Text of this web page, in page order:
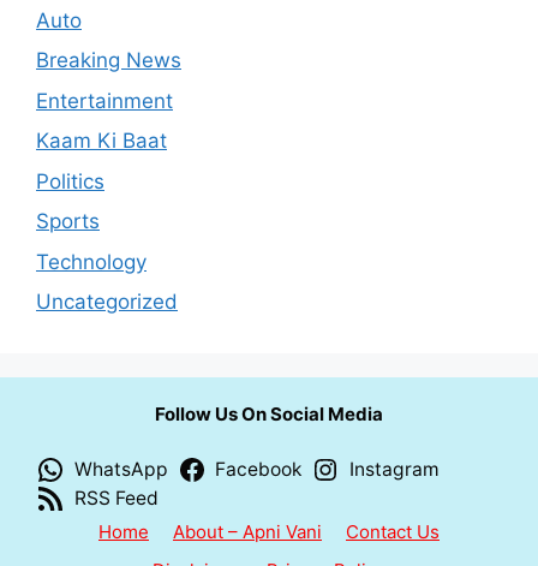
Auto
Breaking News
Entertainment
Kaam Ki Baat
Politics
Sports
Technology
Uncategorized
Follow Us On Social Media
WhatsApp Facebook
Instagram
RSS Feed
Home
About – Apni Vani
Contact Us